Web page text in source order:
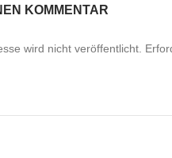
KOMMENTAR
wird nicht veröffentlicht.